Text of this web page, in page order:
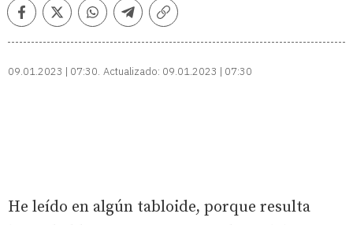
FacebookTwitterWhatsappTelegramCopiar
09.01.2023 | 07:30 Actualizado: 09.01.2023 | 07:30
He leído en algún tabloide, porque resulta